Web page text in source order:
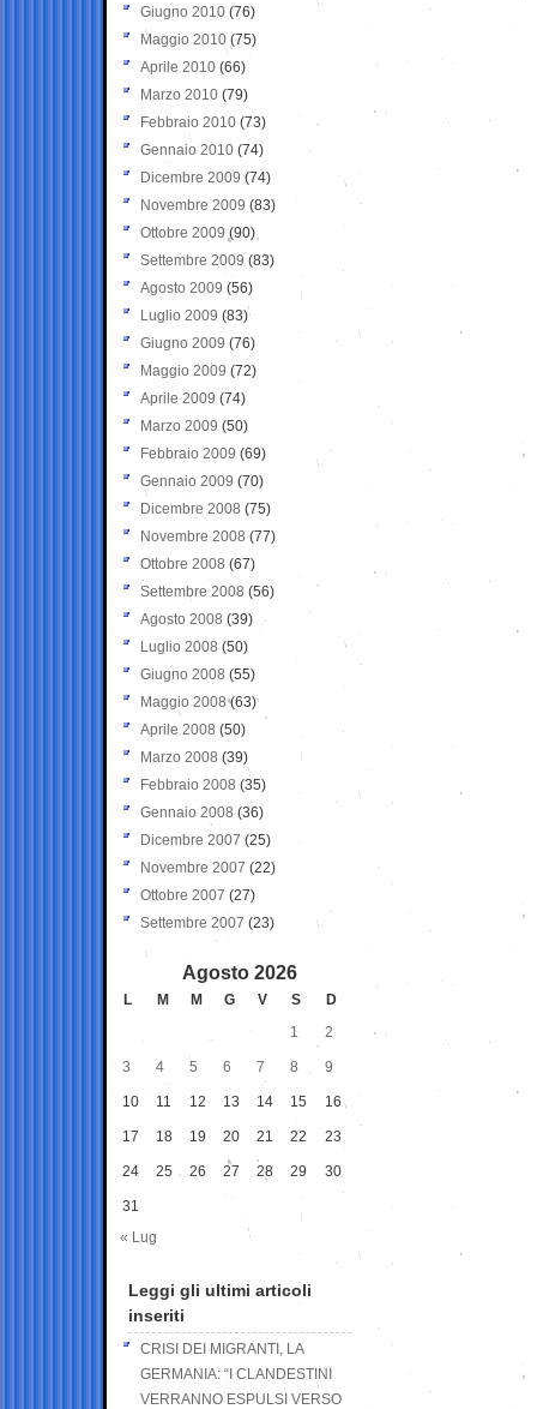
Giugno 2010 (76)
Maggio 2010 (75)
Aprile 2010 (66)
Marzo 2010 (79)
Febbraio 2010 (73)
Gennaio 2010 (74)
Dicembre 2009 (74)
Novembre 2009 (83)
Ottobre 2009 (90)
Settembre 2009 (83)
Agosto 2009 (56)
Luglio 2009 (83)
Giugno 2009 (76)
Maggio 2009 (72)
Aprile 2009 (74)
Marzo 2009 (50)
Febbraio 2009 (69)
Gennaio 2009 (70)
Dicembre 2008 (75)
Novembre 2008 (77)
Ottobre 2008 (67)
Settembre 2008 (56)
Agosto 2008 (39)
Luglio 2008 (50)
Giugno 2008 (55)
Maggio 2008(63)
Aprile 2008 (50)
Marzo 2008 (39)
Febbraio 2008 (35)
Gennaio 2008 (36)
Dicembre 2007 (25)
Novembre 2007 (22)
Ottobre 2007 (27)
Settembre 2007 (23)
Agosto 2026
L M M G V S
D
1
2
3 4 5 6 7 8 9
10 11 12 13 14 15 16
17 18 19 20 21 22 23
24 25 26 27 28 29 30
31
« Lug
Leggi gli ultimi articoli
inseriti
CRISI DEI MIGRANTI, LA
GERMANIA: “I CLANDESTINI
VERRANNO ESPULSI VERSO